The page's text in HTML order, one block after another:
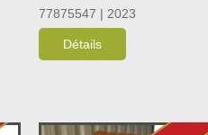
77875547 | 2023
Détails